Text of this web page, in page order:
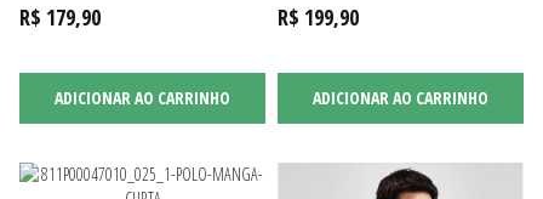
R$ 179,90
ADICIONAR AO CARRINHO
R$ 199,90
ADICIONAR AO CARRINHO